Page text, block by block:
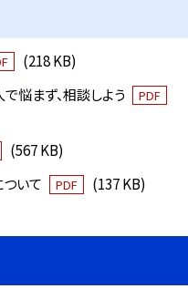
(218 KB)
悩まず、相談しよう
PDF
(567 KB)
いて
PDF (137 KB)